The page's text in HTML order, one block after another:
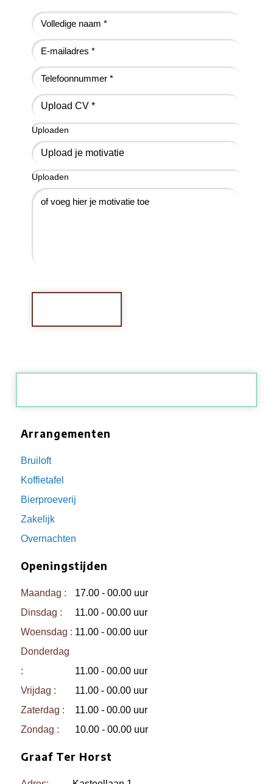
Uploaden
Upload CV *
Uploaden
Upload je motivatie
Arrangementen
Bruiloft
Koffietafel
Bierproeverij
Zakelijk
Overnachten
Openingstijden
Maandag :
17.00 - 00.00 uur
Dinsdag :
11.00 - 00.00 uur
Woensdag : 11.00 - 00.00 uur
Donderdag
:
11.00 - 00.00 uur
Vrijdag :
11.00 - 00.00 uur
Zaterdag :
11.00 - 00.00 uur
Zondag :
10.00 - 00.00 uur
Graaf Ter Horst